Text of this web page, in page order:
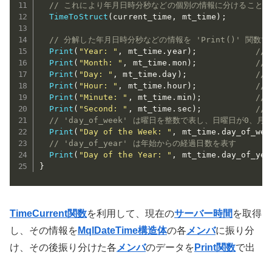
// これにより年月日時分秒などの個別の情報に分けることが
TimeToStruct ( current_time , mt_time ) ;
// 分解した年月日時分秒などの情報を 'Print()' 関数で
Print ( "Year: " , mt_time .year) ;
//
Print ( "Month: " , mt_time . mon ) ;
//
Print ( "Day: " , mt_time .day ) ;
//
Print ( "Hour: " , mt_time . hour) ;
//
Print ( "Minute: " , mt_time . min ) ;
//
Print ( "Second: " , mt_time . sec ) ;
//
// 'day_of_week' は曜日を整数で表し、日曜日が0、月
Print ( "Day of the Week: " , mt_time .
// 'day_of_year' は年始からの経過日数を表す
Print ( "Day of the Year: " , mt_time .
}
TimeCurrent関数を利用して、現在のサーバー時間 を取得
し、その情報を MqlDateTime構造体の各 メンバに振り分
け、その後振り分けた各 メンバのデータを Print関数で出